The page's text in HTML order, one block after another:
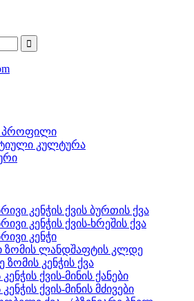
პროფილი
კულტურა
კენჭის ქვის ბურთის ქვა
კენჭის ქვის-ხრეშის ქვა
კენჭი
ზომის ლანდშაფტის კლდე
ზომის კენჭის ქვა
კენჭის ქვის-მინის ქანები
კენჭის ქვის-მინის მძივები